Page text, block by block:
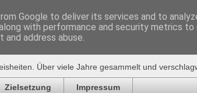
Über viele Jahre gesammelt und
Zielsetzung Impressum
Google to deliver its services and to
with performance and security metrics
address abuse.